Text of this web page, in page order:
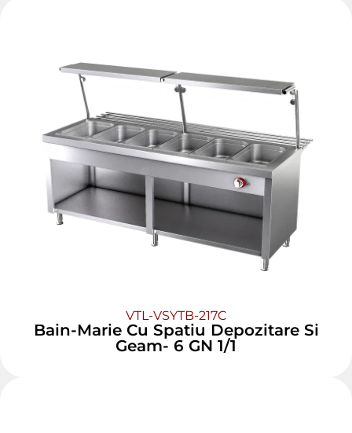
VTL-VSYTB-217C
Bain-Marie Cu Spatiu Depozitare Si
Geam- 6 GN 1/1